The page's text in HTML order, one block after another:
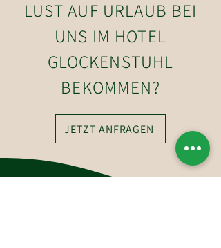
LUST AUF URLAUB BEI
UNS IM HOTEL
GLOCKENSTUHL
BEKOMMEN?
JETZT ANFRAGEN